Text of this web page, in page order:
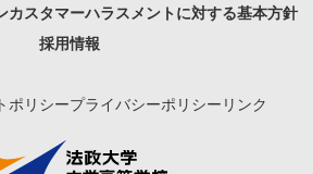
カスタマーハラスメントに対する基本方針
採用情報
ポリシープライバシーポリシー リンク